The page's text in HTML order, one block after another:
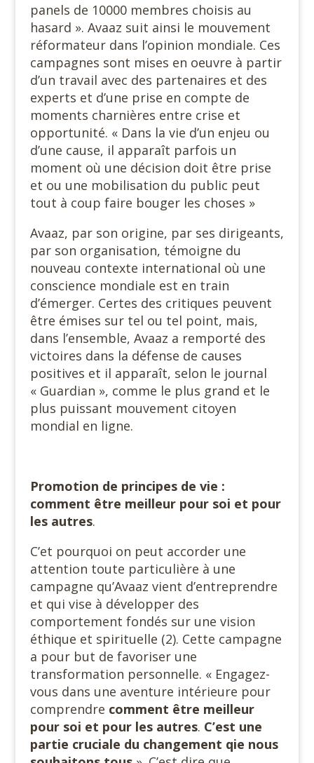
panels de 10000 membres choisis au
hasard ». Avaaz suit ainsi le mouvement
réformateur dans l’opinion mondiale. Ces
campagnes sont mises en oeuvre à partir
d’un travail avec des partenaires et des
experts et d’une prise en compte de
moments charnières entre crise et
opportunité. « Dans la vie d’un enjeu ou
d’une cause, il apparaît parfois un
moment où une décision doit être prise
et ou une mobilisation du public peut
tout à coup faire bouger les choses »
Avaaz, par son origine, par ses dirigeants,
par son organisation, témoigne du
nouveau contexte international où une
conscience mondiale est en train
d’émerger. Certes des critiques peuvent
être émises sur tel ou tel point, mais,
dans l’ensemble, Avaaz a remporté des
victoires dans la défense de causes
positives et il apparaît, selon le journal
« Guardian », comme le plus grand et le
plus puissant mouvement citoyen
mondial en ligne.
Promotion de principes de vie :
comment être meilleur pour soi et pour
les autres.
C’et pourquoi on peut accorder une
attention toute particulière à une
campagne qu’Avaaz vient d’entreprendre
et qui vise à développer des
comportement fondés sur une vision
éthique et spirituelle (2). Cette campagne
a pour but de favoriser une
transformation personnelle. « Engagez-
vous dans une aventure intérieure pour
comprendre comment être meilleur
pour soi et pour les autres. C’est une
partie cruciale du changement qie nous